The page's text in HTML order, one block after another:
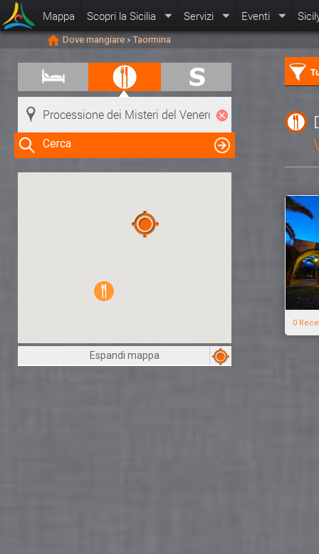
Mappa Scopri la Sicilia Servizi Eventi
Dove mangiare > Taormina
Cerca
Clicca su una risorsa nella mappa
Espandi mappa
0